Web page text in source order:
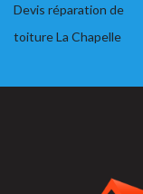
Devis réparation de
toiture La Chapelle